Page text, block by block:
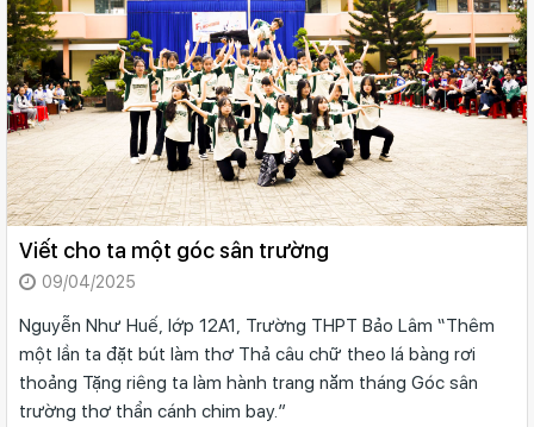
Viết cho ta một góc sân trường
09/04/2025
Nguyễn Như Huế, lớp 12A1, Trường THPT Bảo Lâm “Thêm
một lần ta đặt bút làm thơ Thả câu chữ theo lá bàng rơi
thoảng Tặng riêng ta làm hành trang năm tháng Góc sân
trường thơ thẩn cánh chim bay.”